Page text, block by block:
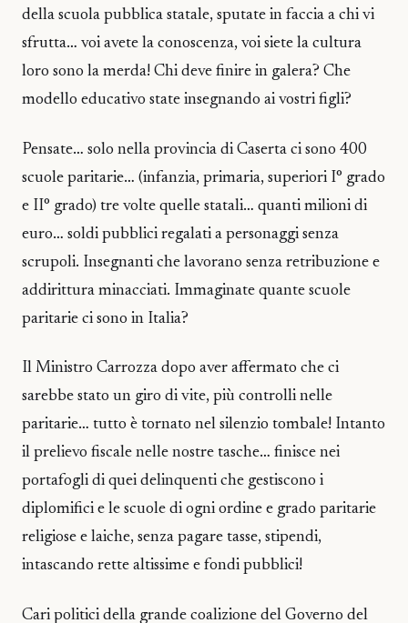
della scuola pubblica statale, sputate in faccia a chi vi
sfrutta… voi avete la conoscenza, voi siete la cultura
loro sono la merda! Chi deve finire in galera? Che
modello educativo state insegnando ai vostri figli?
Pensate… solo nella provincia di Caserta ci sono 400
scuole paritarie… (infanzia, primaria, superiori I° grado
e II° grado) tre volte quelle statali… quanti milioni di
euro… soldi pubblici regalati a personaggi senza
scrupoli. Insegnanti che lavorano senza retribuzione e
addirittura minacciati. Immaginate quante scuole
paritarie ci sono in Italia?
Il Ministro Carrozza dopo aver affermato che ci
sarebbe stato un giro di vite, più controlli nelle
paritarie… tutto è tornato nel silenzio tombale! Intanto
il prelievo fiscale nelle nostre tasche… finisce nei
portafogli di quei delinquenti che gestiscono i
diplomifici e le scuole di ogni ordine e grado paritarie
religiose e laiche, senza pagare tasse, stipendi,
intascando rette altissime e fondi pubblici!
Cari politici della grande coalizione del Governo del